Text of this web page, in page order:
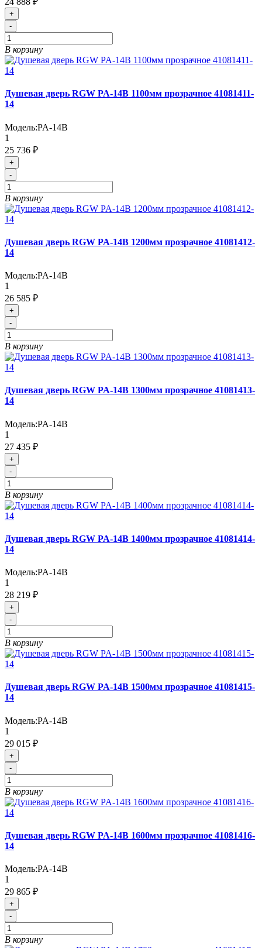
+
-
В корзину
Душевая дверь RGW PA-14B 1100мм прозрачное 41081411-
14
Модель:PA-14B
1
25 736 ₽
+
-
В корзину
Душевая дверь RGW PA-14B 1200мм прозрачное 41081412-
14
Модель:PA-14B
1
26 585 ₽
+
-
В корзину
Душевая дверь RGW PA-14B 1300мм прозрачное 41081413-
14
Модель:PA-14B
1
27 435 ₽
+
-
В корзину
Душевая дверь RGW PA-14B 1400мм прозрачное 41081414-
14
Модель:PA-14B
1
28 219 ₽
+
-
В корзину
Душевая дверь RGW PA-14B 1500мм прозрачное 41081415-
14
Модель:PA-14B
1
29 015 ₽
+
-
В корзину
Душевая дверь RGW PA-14B 1600мм прозрачное 41081416-
14
Модель:PA-14B
1
29 865 ₽
+
-
В корзину